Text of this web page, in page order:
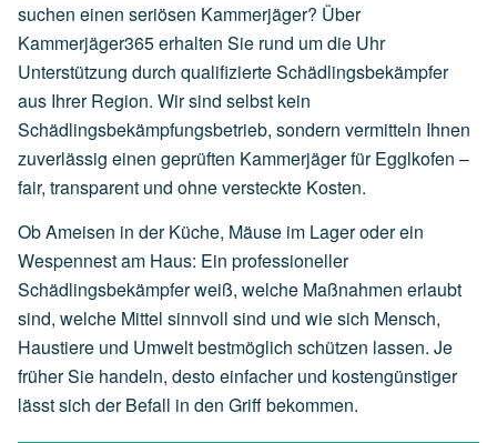
suchen einen seriösen Kammerjäger? Über
Kammerjäger365 erhalten Sie rund um die Uhr
Unterstützung durch qualifizierte Schädlingsbekämpfer
aus Ihrer Region. Wir sind selbst kein
Schädlingsbekämpfungsbetrieb, sondern vermitteln Ihnen
zuverlässig einen geprüften Kammerjäger für Egglkofen –
fair, transparent und ohne versteckte Kosten.
Ob Ameisen in der Küche, Mäuse im Lager oder ein
Wespennest am Haus: Ein professioneller
Schädlingsbekämpfer weiß, welche Maßnahmen erlaubt
sind, welche Mittel sinnvoll sind und wie sich Mensch,
Haustiere und Umwelt bestmöglich schützen lassen. Je
früher Sie handeln, desto einfacher und kostengünstiger
lässt sich der Befall in den Griff bekommen.